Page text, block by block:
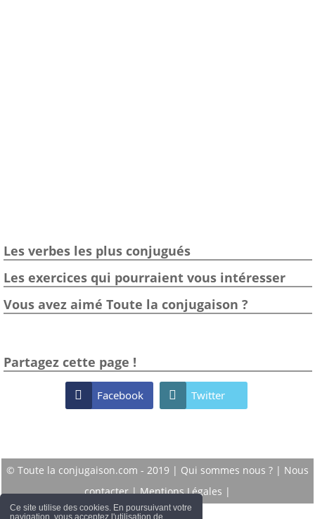
Ce site utilise des cookies. En poursuivant votre
Les verbes les plus conjugués
Les exercices qui pourraient vous intéresser
Vous avez aimé Toute la conjugaison ?
Partagez cette page !
 Facebook  Twitter
© Toute la conjugaison.com - 2019 | Qui sommes nous ? | Nous
contacter|Mentions Légales |